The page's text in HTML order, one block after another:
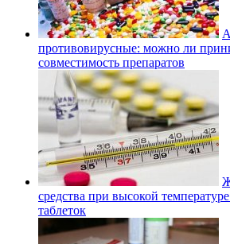
противовирусные: можно ли
совместимость препаратов
средства при высокой
таблеток